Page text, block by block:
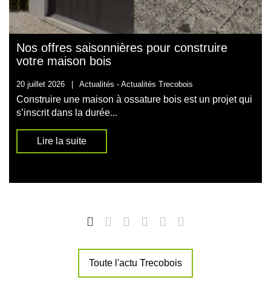
Nos offres saisonnières pour construire
votre maison bois
20 juillet 2026 Actualités - Actualités Trecobois
Construire une maison à ossature bois est un projet qui
s’inscrit dans la durée...
Lire la suite
Toute l'actu Trecobois